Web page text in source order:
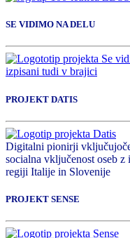
SE VIDIMO NA DELU
PROJEKT DATIS
Digitalni pionirji
socialna vključenost oseb
regiji Italije in Slovenije
PROJEKT SENSE